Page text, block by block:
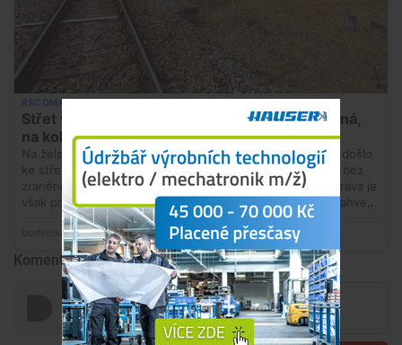
Komentáře